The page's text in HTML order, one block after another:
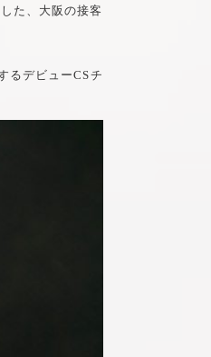
た、大阪の接客
るデビューCSチ